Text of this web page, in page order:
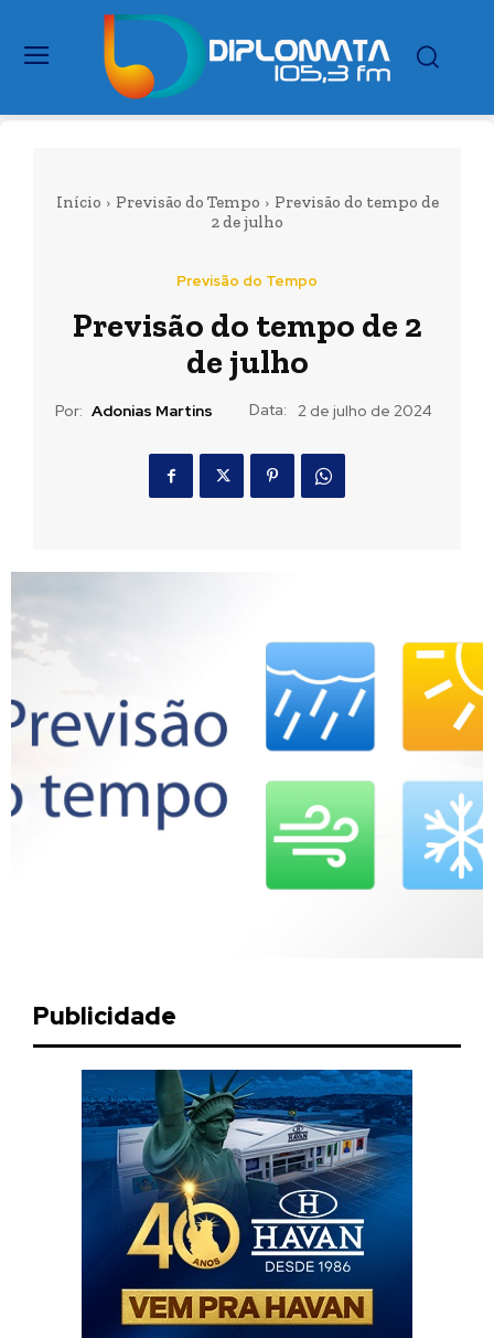
Início Previsão do Tempo
Previsão do tempo de
2 de julho
Previsão do Tempo
Previsão do tempo de 2
de julho
Por: Adonias Martins Data: 2 de julho de 2024
Publicidade